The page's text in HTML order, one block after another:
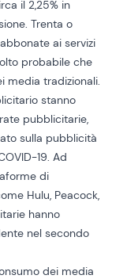
il 2,25% in
Trenta o
ai servizi
probabile che
media tradizionali.
stanno
pubblicitarie,
sulla pubblicità
19. Ad
di
Hulu, Peacock,
hanno
nel secondo
dei media